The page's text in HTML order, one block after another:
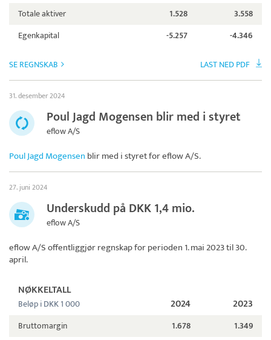
Totale aktiver
1.528
3.558
Egenkapital
-5.257 -4.346
SE REGNSKAB LAST NED PDF
31. desember 2024
Poul Jagd Mogensen blir med i styret
eflow A/S
Poul Jagd Mogensen blir med i styret foreflow A/S.
27. juni 2024
Underskudd på DKK 1,4 mio.
eflow A/S
eflow A/Soffentliggjør regnskap for perioden 1. mai 2023 til 30.
april.
NØKKELTALL
Beløp i DKK 1 000 2024 2023
Bruttomargin 1.678
1.349